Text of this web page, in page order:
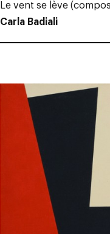
Le vent se lève
Carla Badiali